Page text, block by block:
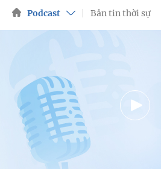
Podcast Bản tin thời sự